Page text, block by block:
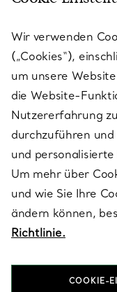
KUNDENSERVICE
SERVICES
ÜBER TIFFANY & CO.
RECHTLICHE
FOLGEN SIE UNS
Wir verwenden
(„Cookies“),
um unsere
die Website-
Nutzererfahrung
durchzuführen
und
Um mehr über
und wie Sie Ihre
ändern können,
Richtlinie.
COOKIE-